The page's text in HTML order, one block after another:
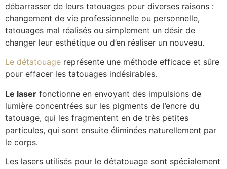
débarrasser de leurs tatouages pour diverses raisons :
changement de vie professionnelle ou personnelle,
tatouages mal réalisés ou simplement un désir de
changer leur esthétique ou d’en réaliser un nouveau.
Le détatouage représente une méthode efficace et sûre
pour effacer les tatouages indésirables.
Le laser fonctionne en envoyant des impulsions de
lumière concentrées sur les pigments de l’encre du
tatouage, qui les fragmentent en de très petites
particules, qui sont ensuite éliminées naturellement par
le corps.
Les lasers utilisés pour le détatouage sont spécialement